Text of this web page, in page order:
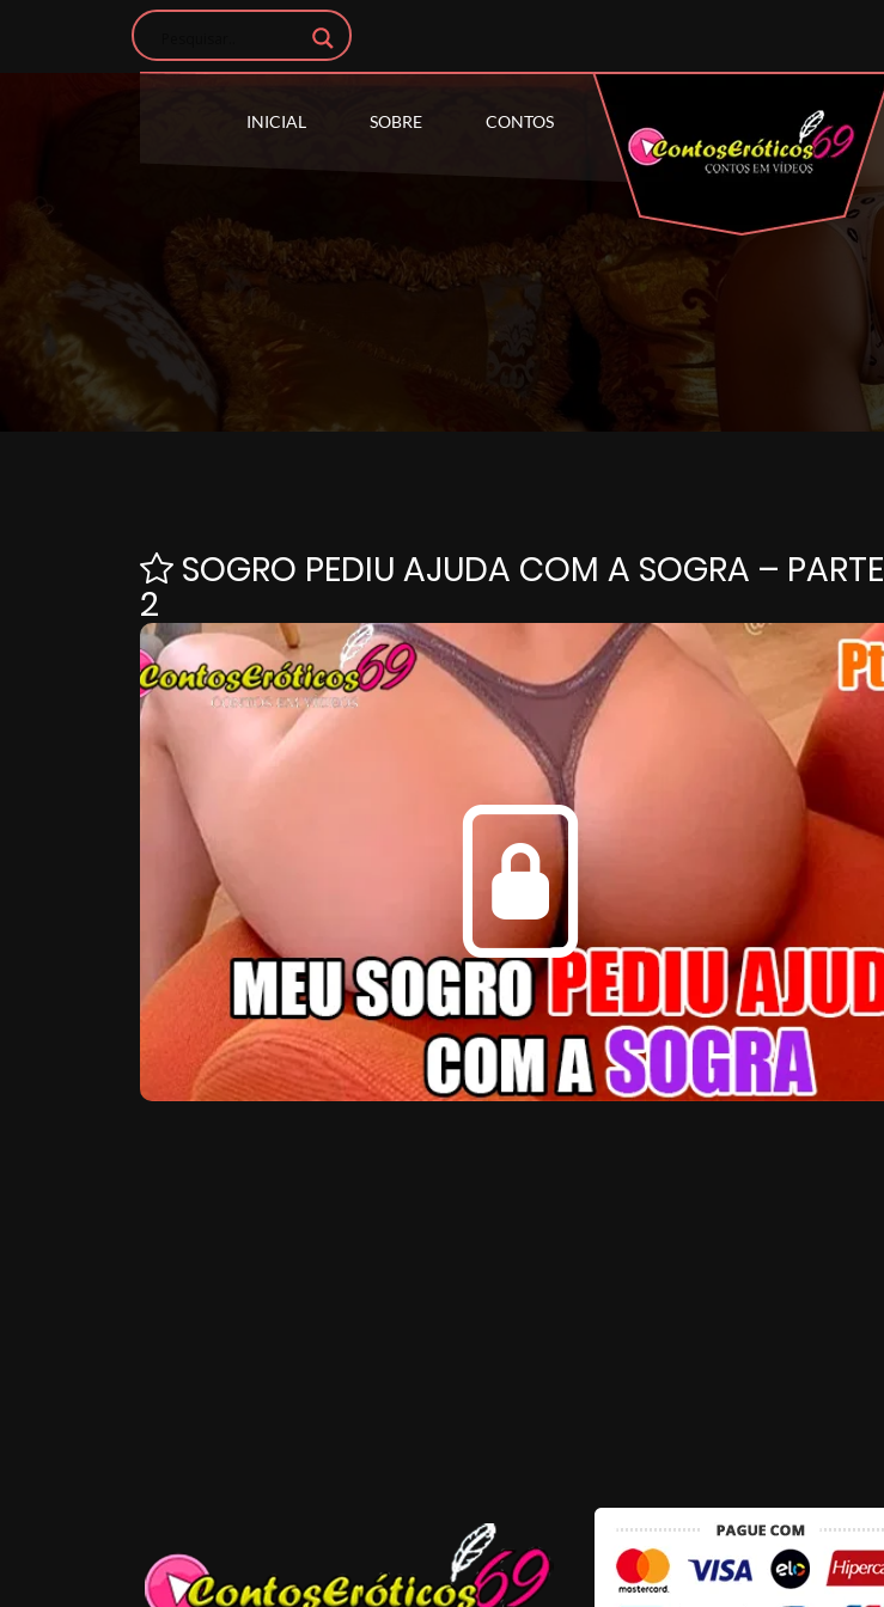
INICIAL SOBRE CONTOS
SOGRO PEDIU AJUDA COM A SOGRA – PARTE
2